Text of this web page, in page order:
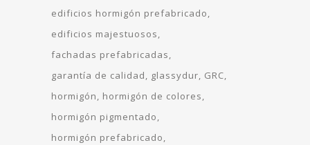
edificios hormigón prefabricado
edificios majestuosos
fachadas prefabricadas
garantía de calidad
glassydur GRC
hormigón
hormigón de colores
hormigón pigmentado
hormigón prefabricado